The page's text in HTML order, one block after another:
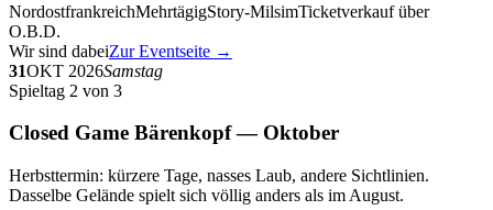
NordostfrankreichMehrtägigStory-MilsimTicketverkauf über
O.B.D.
Wir sind dabeiZur Eventseite →
31OKT 2026Samstag
Spieltag 2 von 3
Closed Game Bärenkopf — Oktober
Herbsttermin: kürzere Tage, nasses Laub, andere Sichtlinien.
Dasselbe Gelände spielt sich völlig anders als im August.